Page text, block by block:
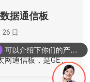
据通信板
26 日
板 GE
网通信板，是GE …
你们是怎么收费的呢